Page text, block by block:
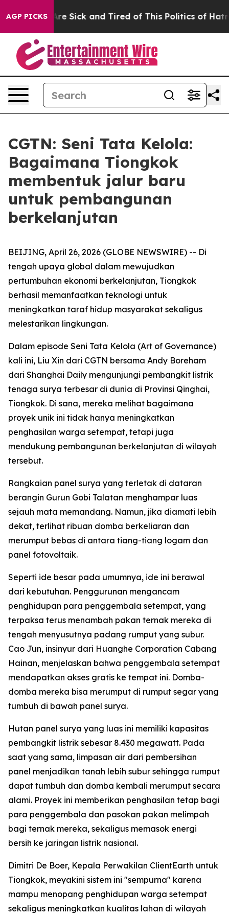
AGP PICKSAre Sick and Tired of This Politics of Hatred”
CGTN: Seni Tata Kelola:
Bagaimana Tiongkok
membentuk jalur baru
untuk pembangunan
berkelanjutan
BEIJING, April 26, 2026 (GLOBE NEWSWIRE) -- Di
tengah upaya global dalam mewujudkan
pertumbuhan ekonomi berkelanjutan, Tiongkok
berhasil memanfaatkan teknologi untuk
meningkatkan taraf hidup masyarakat sekaligus
melestarikan lingkungan.
Dalam episode Seni Tata Kelola (Art of Governance)
kali ini, Liu Xin dari CGTN bersama Andy Boreham
dari Shanghai Daily mengunjungi pembangkit listrik
tenaga surya terbesar di dunia di Provinsi Qinghai,
Tiongkok. Di sana, mereka melihat bagaimana
proyek unik ini tidak hanya meningkatkan
penghasilan warga setempat, tetapi juga
mendukung pembangunan berkelanjutan di wilayah
tersebut.
Rangkaian panel surya yang terletak di dataran
berangin Gurun Gobi Talatan menghampar luas
sejauh mata memandang. Namun, jika diamati lebih
dekat, terlihat ribuan domba berkeliaran dan
merumput bebas di antara tiang-tiang logam dan
panel fotovoltaik.
Seperti ide besar pada umumnya, ide ini berawal
dari kebutuhan. Penggurunan mengancam
penghidupan para penggembala setempat, yang
terpaksa terus menambah pakan ternak mereka di
tengah menyusutnya padang rumput yang subur.
Cao Jun, insinyur dari Huanghe Corporation Cabang
Hainan, menjelaskan bahwa penggembala setempat
mendapatkan akses gratis ke tempat ini. Domba-
domba mereka bisa merumput di rumput segar yang
tumbuh di bawah panel surya.
Hutan panel surya yang luas ini memiliki kapasitas
pembangkit listrik sebesar 8.430 megawatt. Pada
saat yang sama, limpasan air dari pembersihan
panel menjadikan tanah lebih subur sehingga rumput
dapat tumbuh dan domba kembali merumput secara
alami. Proyek ini memberikan penghasilan tetap bagi
para penggembala dan pasokan pakan melimpah
bagi ternak mereka, sekaligus memasok energi
bersih ke jaringan listrik nasional.
Dimitri De Boer, Kepala Perwakilan ClientEarth untuk
Tiongkok, meyakini sistem ini "sempurna" karena
mampu menopang penghidupan warga setempat
sekaligus meningkatkan kualitas lahan di wilayah